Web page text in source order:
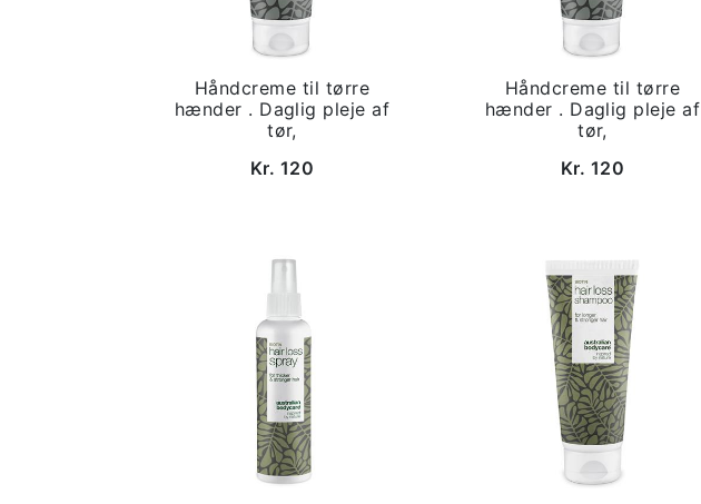
Håndcreme til tørre
hænder . Daglig pleje af
tør,
Kr. 120
Håndcreme til tørre
hænder . Daglig pleje af
tør,
Kr. 120